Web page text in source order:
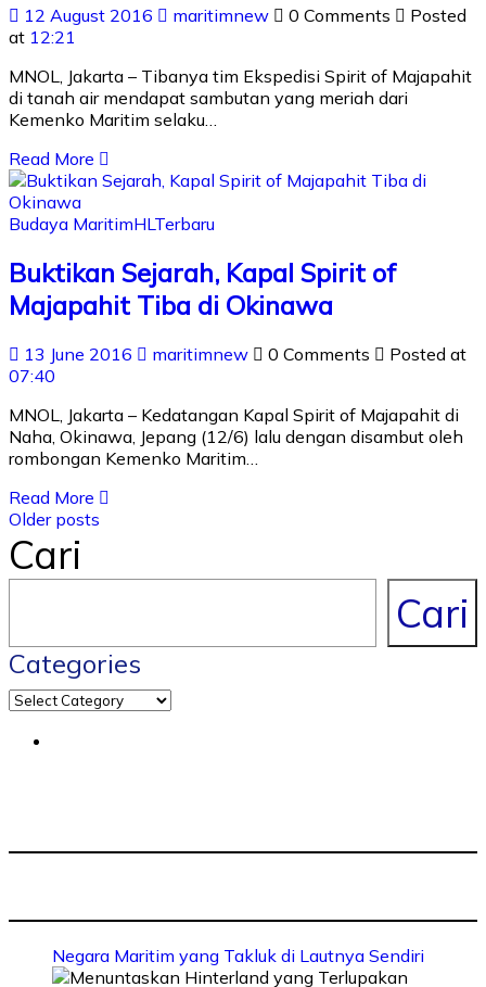
12 August 2016 maritimnew 0 Comments
Posted
at 12:21
MNOL, Jakarta – Tibanya tim Ekspedisi Spirit of Majapahit
di tanah air mendapat sambutan yang meriah dari
Kemenko Maritim selaku…
Read More
Budaya MaritimHLTerbaru
Buktikan Sejarah, Kapal Spirit of
Majapahit Tiba di Okinawa
13 June 2016 maritimnew 0 Comments
Posted at
07:40
MNOL, Jakarta – Kedatangan Kapal Spirit of Majapahit di
Naha, Okinawa, Jepang (12/6) lalu dengan disambut oleh
rombongan Kemenko Maritim…
Read More
Older posts
Cari
Cari
Categories
Negara Maritim yang Takluk di Lautnya Sendiri